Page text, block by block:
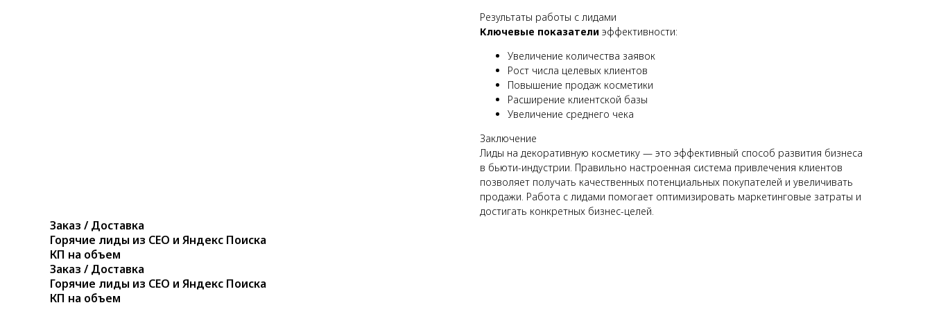
Результаты работы с лидами
Ключевые показатели эффективности:
Увеличение количества заявок
Рост числа целевых клиентов
Повышение продаж косметики
Расширение клиентской базы
Увеличение среднего чека
Заключение
Лиды на декоративную косметику — это эффективный способ развития бизнеса
в бьюти-индустрии. Правильно настроенная система привлечения клиентов
позволяет получать качественных потенциальных покупателей и увеличивать
продажи. Работа с лидами помогает оптимизировать маркетинговые затраты и
достигать конкретных бизнес-целей.
Заказ / Доставка
Горячие лиды из СЕО и Яндекс Поиска
КП на объем
Заказ / Доставка
Горячие лиды из СЕО и Яндекс Поиска
КП на объем